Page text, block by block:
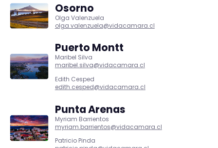
Osorno
Olga Valenzuela
olga.valenzuela@vidacamara.cl
Puerto Montt
Maribel Silva
maribel.silva@vidacamara.cl
Edith Cesped
edith.cesped@vidacamara.cl
Punta Arenas
Myriam Barrientos
myriam.barrientos@vidacamara.cl
Patricio Pinda